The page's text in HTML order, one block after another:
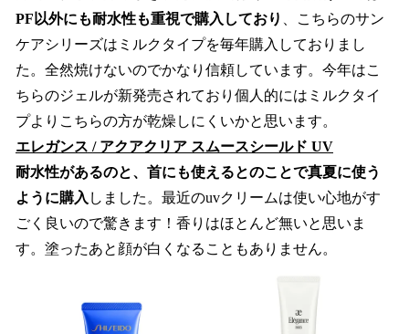
PF以外にも耐水性も重視で購入しており
、こちらのサン
ケアシリーズはミルクタイプを毎年購入しておりまし
た。全然焼けないのでかなり信頼しています。今年はこ
ちらのジェルが新発売されており個人的にはミルクタイ
プよりこちらの方が乾燥しにくいかと思います。
エレガンス / アクアクリア スムースシールド UV
耐水性があるのと、首にも使えるとのことで真夏に使う
ように購入 しました。最近のuvクリームは使い心地がす
ごく良いので驚きます！香りはほとんど無いと思いま
す。塗ったあと顔が白くなることもありません。